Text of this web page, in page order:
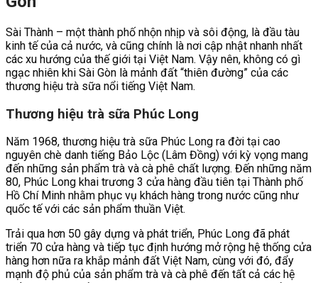
Sài Thành – một thành phố nhộn nhịp và sôi động, là đầu tàu
kinh tế của cả nước, và cũng chính là nơi cập nhật nhanh nhất
các xu hướng của thế giới tại Việt Nam. Vậy nên, không có gì
ngạc nhiên khi Sài Gòn là mảnh đất “thiên đường” của các
thương hiệu trà sữa nổi tiếng Việt Nam.
Thương hiệu trà sữa Phúc Long
Năm 1968, thương hiệu trà sữa Phúc Long ra đời tại cao
nguyên chè danh tiếng Bảo Lộc (Lâm Đồng) với kỳ vọng mang
đến những sản phẩm trà và cà phê chất lượng. Đến những năm
80, Phúc Long khai trương 3 cửa hàng đầu tiên tại Thành phố
Hồ Chí Minh nhằm phục vụ khách hàng trong nước cũng như
quốc tế với các sản phẩm thuần Việt.
Trải qua hơn 50 gây dựng và phát triển, Phúc Long đã phát
triển 70 cửa hàng và tiếp tục định hướng mở rộng hệ thống cửa
hàng hơn nữa ra khắp mảnh đất Việt Nam, cùng với đó, đẩy
mạnh độ phủ của sản phẩm trà và cà phê đến tất cả các hệ